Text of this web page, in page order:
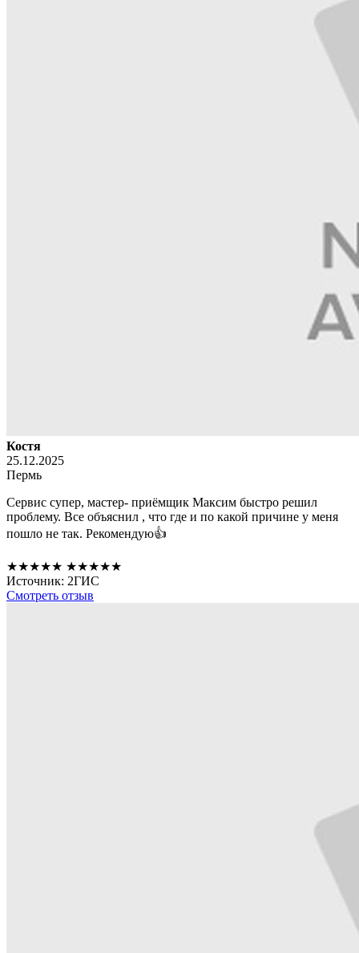
Костя
25.12.2025
Пермь
Сервис супер, мастер- приёмщик Максим быстро решил
проблему. Все объяснил , что где и по какой причине у меня
пошло не так. Рекомендую👍
★★★★★ ★★★★★
Источник: 2ГИС
Смотреть отзыв